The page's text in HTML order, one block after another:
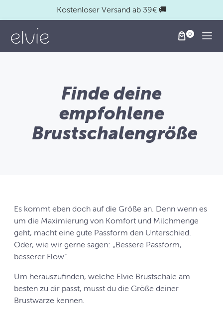
Kostenloser Versand ab 39€ 🚚
Finde deine
empfohlene
Brustschalengröße
Es kommt eben doch auf die Größe an. Denn wenn es
um die Maximierung von Komfort und Milchmenge
geht, macht eine gute Passform den Unterschied.
Oder, wie wir gerne sagen: „Bessere Passform,
besserer Flow“.
Um herauszufinden, welche Elvie Brustschale am
besten zu dir passt, musst du die Größe deiner
Brustwarze kennen.